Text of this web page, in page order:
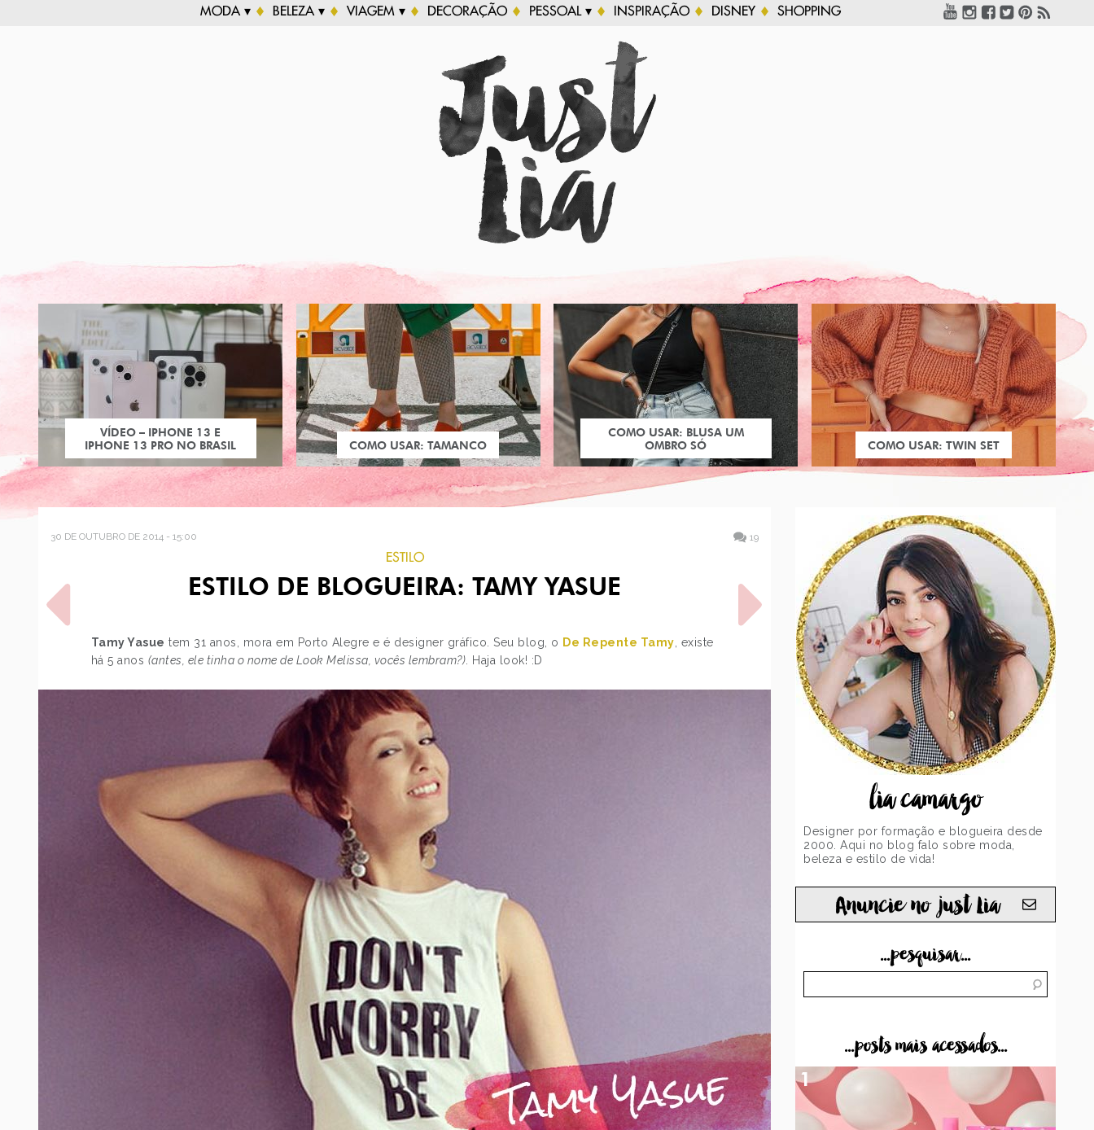
MODA ▾ BELEZA ▾ VIAGEM ▾ DECORAÇÃO PESSOAL ▾ INSPIRAÇÃO DISNEY SHOPPING
VÍDEO – IPHONE 13 E
IPHONE 13 PRO NO BRASIL
COMO USAR: TAMANCO
COMO USAR: BLUSA UM
OMBRO SÓ
COMO USAR: TWIN SET
30 DE OUTUBRO DE 2014 - 15:00 19
ESTILO
ESTILO DE BLOGUEIRA: TAMY YASUE
Tamy Yasue tem 31 anos, mora em Porto Alegre e é designer gráfico. Seu blog, o De Repente Tamy , existe
há 5 anos (antes, ele tinha o nome de Look Melissa, vocês lembram?) . Haja look! :D
POST ANTERIOR
PRÓXIMO POST
lia camargo
Designer por formação e blogueira desde
2000. Aqui no blog falo sobre moda,
beleza e estilo de vida!
Anuncie no just Lia
...pesquisar...
...posts mais acessados...
1